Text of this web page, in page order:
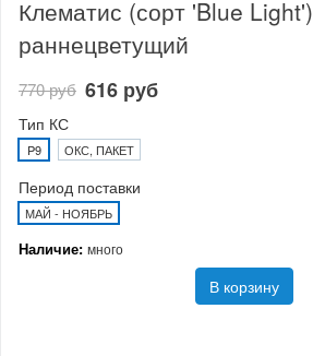
Клематис (сорт 'Blue Light')
раннецветущий
770 руб 616 руб
Тип КС
P9 ОКС, ПАКЕТ
Период поставки
МАЙ - НОЯБРЬ
Наличие: много
В корзину